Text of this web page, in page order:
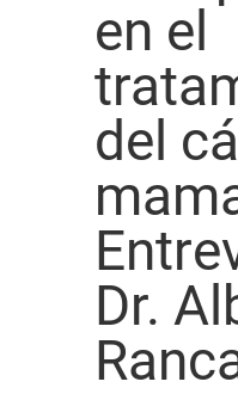
en el
del
Dr.